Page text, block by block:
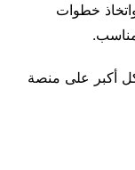
خطوات
أكبر على منصة